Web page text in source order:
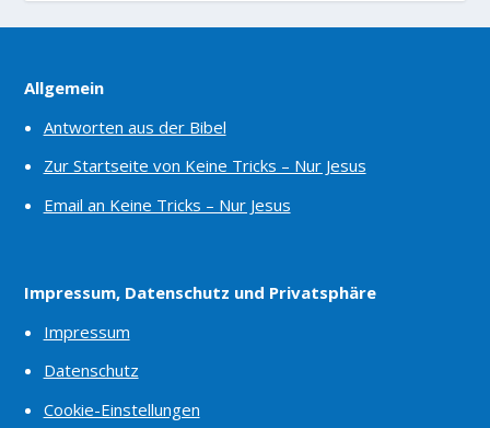
Allgemein
Antworten aus der Bibel
Zur Startseite von Keine Tricks – Nur Jesus
Email an Keine Tricks – Nur Jesus
Impressum, Datenschutz und Privatsphäre
Impressum
Datenschutz
Cookie-Einstellungen